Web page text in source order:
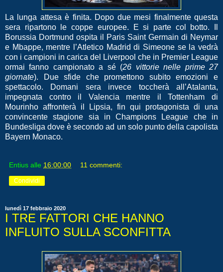
La lunga attesa è finita. Dopo due mesi finalmente questa
sera ripartono le coppe europee. E si parte col botto. Il
Borussia Dortmund ospita il Paris Saint Germain di Neymar
e Mbappe, mentre l’Atletico Madrid di Simeone se la vedrà
con i campioni in carica del Liverpool che in Premier League
ormai fanno campionato a sé (26 vittorie nelle prime 27
giornate). Due sfide che promettono subito emozioni e
spettacolo. Domani sera invece toccherà all’Atalanta,
impegnata contro il Valencia mentre il Tottenham di
Mourinho affronterà il Lipsia, fin qui protagonista di una
convincente stagione sia in Champions League che in
Bundesliga dove è secondo ad un solo punto della capolista
Bayern Monaco.
Entius alle 16:00:00 11 commenti:
Condividi
lunedì 17 febbraio 2020
I TRE FATTORI CHE HANNO
INFLUITO SULLA SCONFITTA